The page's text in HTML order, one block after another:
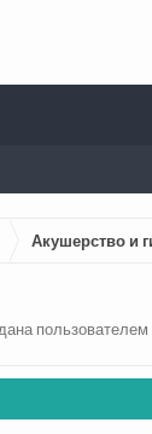
Акушерство и
пользователем